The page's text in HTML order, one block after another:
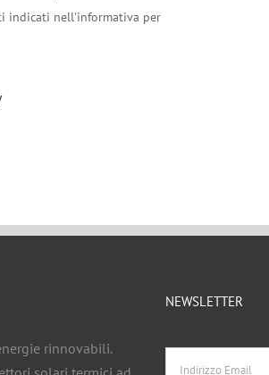
indicati nell'informativa per
rinnovabili.
NEWSLETTER
Indirizzo
Email